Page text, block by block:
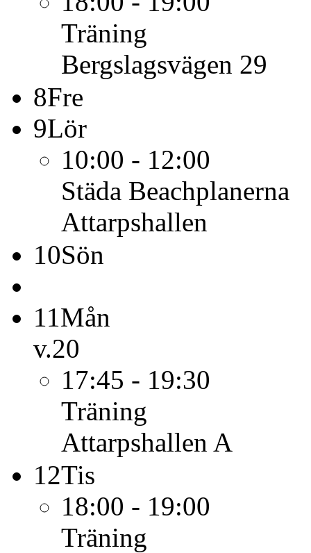
Träning
Bergslagsvägen 29
8Fre
9Lör
10:00 - 12:00
Städa Beachplanerna
Attarpshallen
10Sön
11Mån
v.20
17:45 - 19:30
Träning
Attarpshallen A
12Tis
18:00 - 19:00
Träning